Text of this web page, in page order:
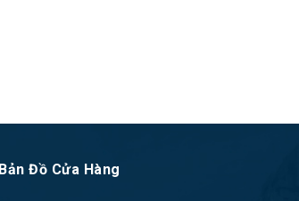
Bản Đồ Cửa Hàng